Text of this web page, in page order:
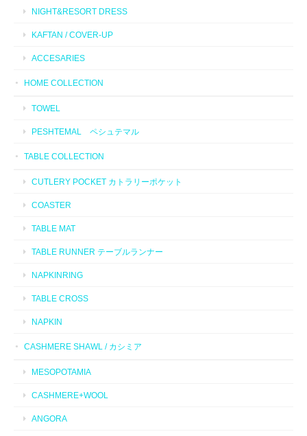
NIGHT&RESORT DRESS
KAFTAN / COVER-UP
ACCESARIES
HOME COLLECTION
TOWEL
PESHTEMAL ペシュテマル
TABLE COLLECTION
CUTLERY POCKET カトラリーポケット
COASTER
TABLE MAT
TABLE RUNNER テーブルランナー
NAPKINRING
TABLE CROSS
NAPKIN
CASHMERE SHAWL / カシミア
MESOPOTAMIA
CASHMERE+WOOL
ANGORA